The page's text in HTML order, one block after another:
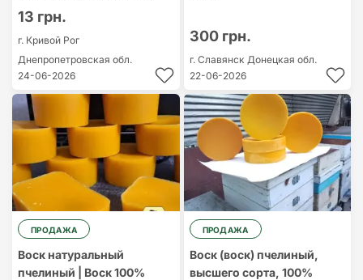
13 грн.
г. Кривой Рог
Днепропетровская обл.
24-06-2026
300 грн.
г. Славянск Донецкая обл.
22-06-2026
ПРОДАЖА
Воск натуральный
пчелиный | Воск 100%
ПРОДАЖА
Воск (воск) пчелиный,
высшего сорта, 100%